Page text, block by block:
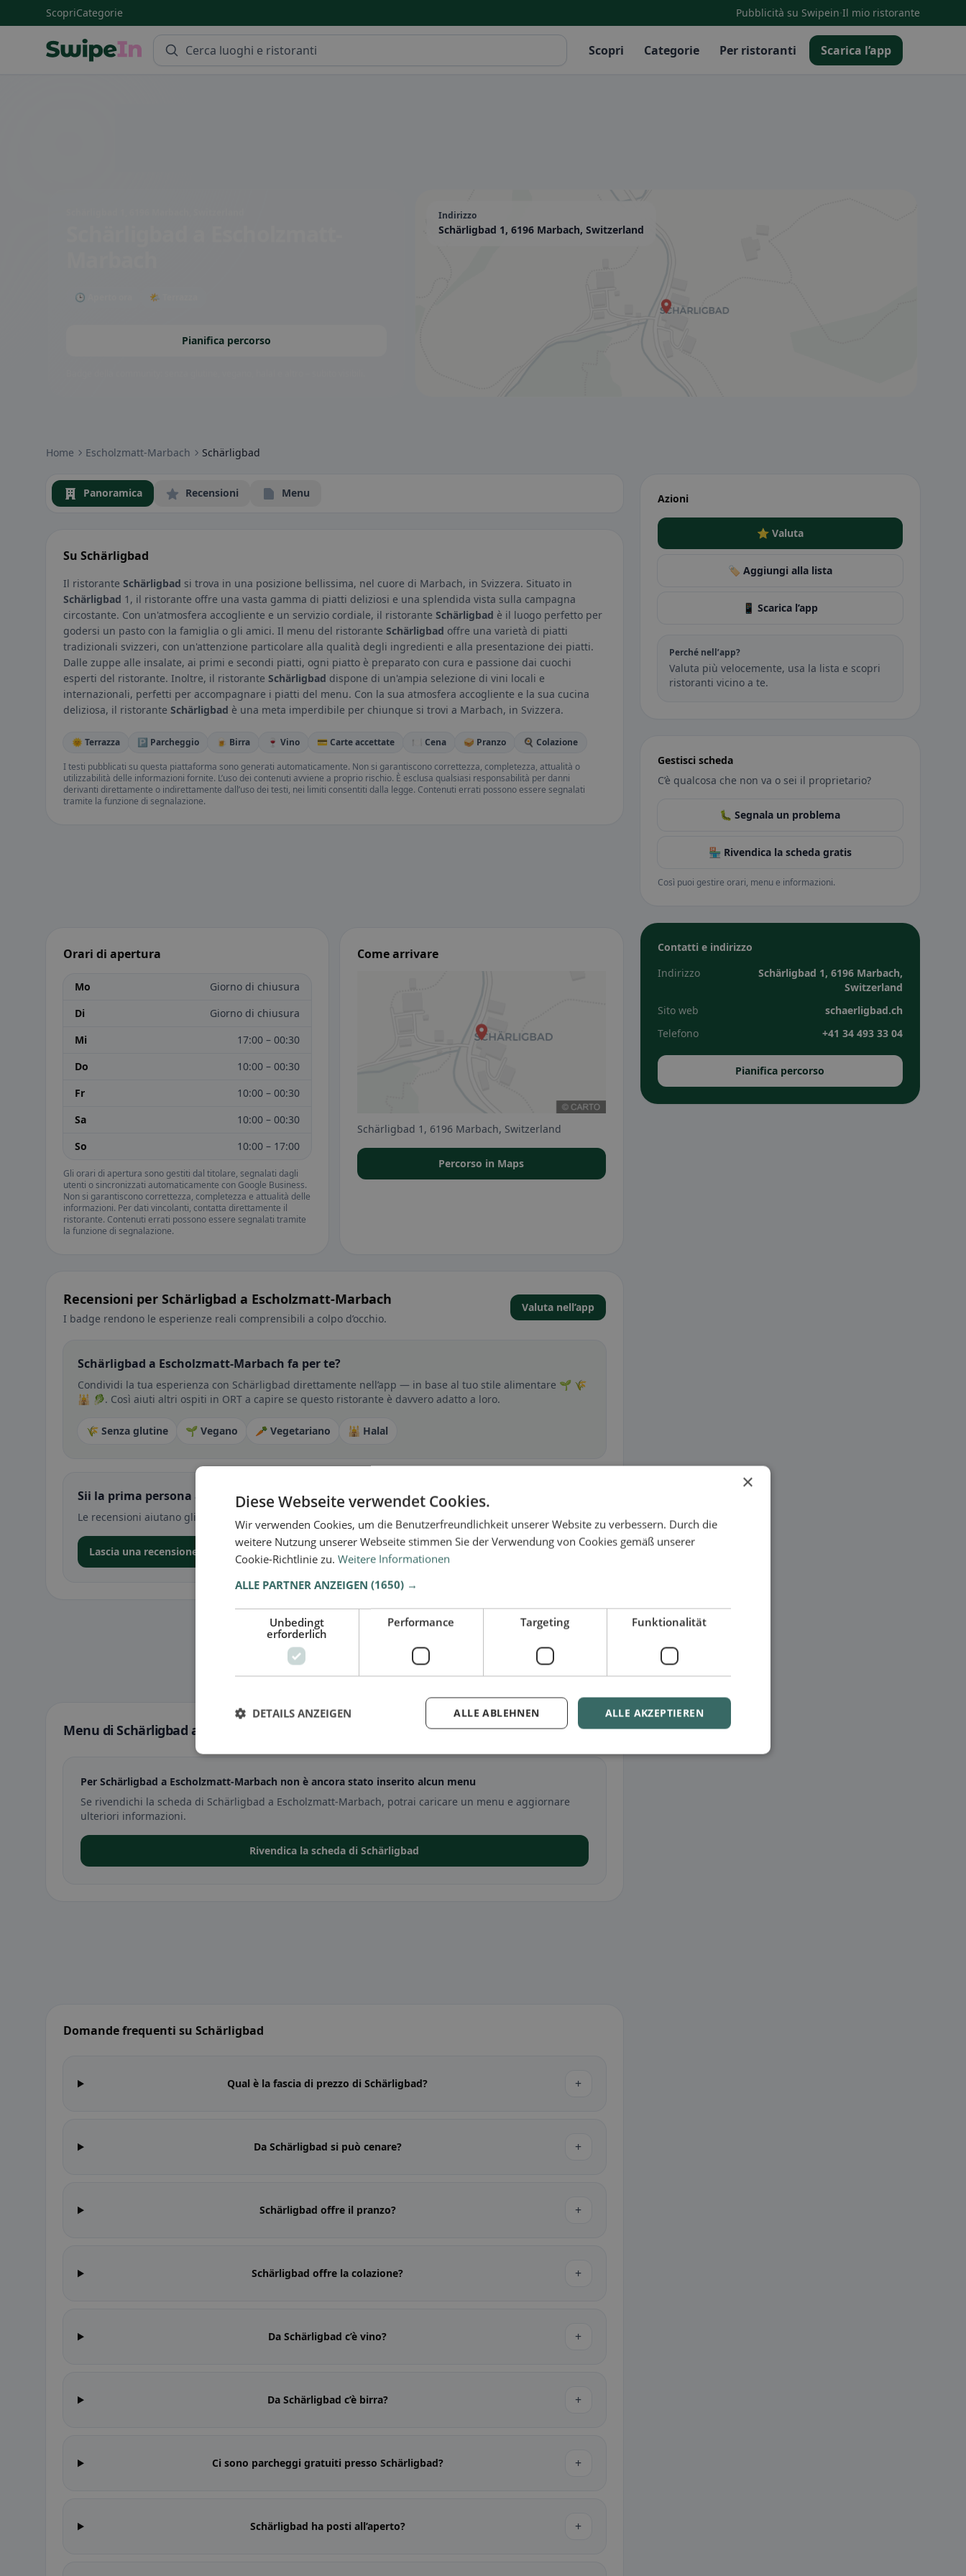
ScopriCategorie Pubblicità su Swipein·Il mio ristorante
Scopri Categorie Per ristoranti Scarica l’app
🕒 Aperto ora 🌤 Terrazza
Pianifica percorso
Indirizzo
Schärligbad 1, 6196 Marbach, Switzerland
Home Escholzmatt-Marbach Schärligbad
Panoramica Recensioni Menu
Su Schärligbad
Il ristorante Schärligbad si trova in una posizione bellissima, nel cuore di Marbach, in Svizzera. Situato in
Schärligbad 1, il ristorante offre una vasta gamma di piatti deliziosi e una splendida vista sulla campagna
circostante. Con un'atmosfera accogliente e un servizio cordiale, il ristorante Schärligbad è il luogo perfetto per
godersi un pasto con la famiglia o gli amici. Il menu del ristorante Schärligbad offre una varietà di piatti
tradizionali svizzeri, con un'attenzione particolare alla qualità degli ingredienti e alla presentazione dei piatti.
Dalle zuppe alle insalate, ai primi e secondi piatti, ogni piatto è preparato con cura e passione dai cuochi
esperti del ristorante. Inoltre, il ristorante Schärligbad dispone di un'ampia selezione di vini locali e
internazionali, perfetti per accompagnare i piatti del menu. Con la sua atmosfera accogliente e la sua cucina
deliziosa, il ristorante Schärligbad è una meta imperdibile per chiunque si trovi a Marbach, in Svizzera.
🌞 Terrazza 🅿️ Parcheggio 🍺 Birra 🍷 Vino 💳 Carte accettate 🍽️ Cena 🥪 Pranzo
🍳 Colazione
I testi pubblicati su questa piattaforma sono generati automaticamente. Non si garantiscono correttezza, completezza, attualità o
utilizzabilità delle informazioni fornite. L’uso dei contenuti avviene a proprio rischio. È esclusa qualsiasi responsabilità per danni
derivanti direttamente o indirettamente dall’uso dei testi, nei limiti consentiti dalla legge. Contenuti errati possono essere segnalati
tramite la funzione di segnalazione.
Orari di apertura
Mo
Giorno di chiusura
Di
Giorno di chiusura
Mi
17:00 – 00:30
Do
10:00 – 00:30
Fr
10:00 – 00:30
Sa
10:00 – 00:30
So
10:00 – 17:00
Gli orari di apertura sono gestiti dal titolare, segnalati dagli
utenti o sincronizzati automaticamente con Google Business.
Non si garantiscono correttezza, completezza e attualità delle
informazioni. Per dati vincolanti, contatta direttamente il
ristorante. Contenuti errati possono essere segnalati tramite
la funzione di segnalazione.
Come arrivare
Schärligbad 1, 6196 Marbach, Switzerland
Percorso in Maps
Recensioni per Schärligbad a Escholzmatt-Marbach
I badge rendono le esperienze reali comprensibili a colpo d’occhio.
Valuta nell’app
Schärligbad a Escholzmatt-Marbach fa per te?
Condividi la tua esperienza con Schärligbad direttamente nell’app — in base al tuo stile alimentare 🌱 🌾
🕌 🥬. Così aiuti altri ospiti in ORT a capire se questo ristorante è davvero adatto a loro.
🌾 Senza glutine 🌱 Vegano 🥕 Vegetariano 🕌 Halal
Sii la prima persona a condividere la tua esperienza
Le recensioni aiutano gli altri a decidere — soprattutto per senza glutine, vegano, vegetariano o halal.
Lascia una recensione nell’app
Menu di Schärligbad a Escholzmatt-Marbach
Per Schärligbad a Escholzmatt-Marbach non è ancora stato inserito alcun menu
Se rivendichi la scheda di Schärligbad a Escholzmatt-Marbach, potrai caricare un menu e aggiornare
ulteriori informazioni.
Rivendica la scheda di Schärligbad
Domande frequenti su Schärligbad
Qual è la fascia di prezzo di Schärligbad? +
Da Schärligbad si può cenare? +
Schärligbad offre il pranzo? +
Schärligbad offre la colazione? +
Da Schärligbad c’è vino? +
Da Schärligbad c’è birra? +
Ci sono parcheggi gratuiti presso Schärligbad? +
Schärligbad ha posti all’aperto? +
Azioni
⭐ Valuta
🏷️ Aggiungi alla lista
📱 Scarica l’app
Perché nell’app?
Valuta più velocemente, usa la lista e scopri
ristoranti vicino a te.
Gestisci scheda
C’è qualcosa che non va o sei il proprietario?
🐛 Segnala un problema
🏪 Rivendica la scheda gratis
Così puoi gestire orari, menu e informazioni.
Contatti e indirizzo
Indirizzo
Schärligbad 1, 6196 Marbach,
Switzerland
Sito web
schaerligbad.ch
Telefono
+41 34 493 33 04
Pianifica percorso
×
Diese Webseite verwendet Cookies.
Wir verwenden Cookies, um die Benutzerfreundlichkeit unserer Website zu verbessern. Durch die
weitere Nutzung unserer Webseite stimmen Sie der Verwendung von Cookies gemäß unserer
Cookie-Richtlinie zu. Weitere Informationen
ALLE PARTNER ANZEIGEN (1650) →
Unbedingt
erforderlich
Performance Targeting Funktionalität
ALLE AKZEPTIEREN
ALLE ABLEHNEN
DETAILS ANZEIGEN